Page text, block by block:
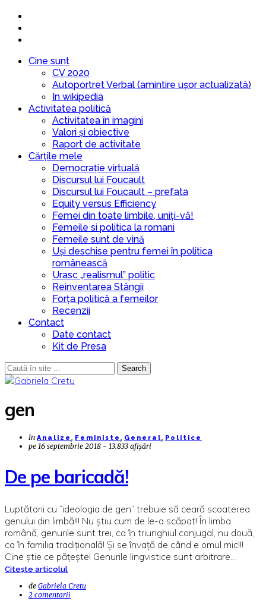
Cine sunt
CV 2020
Autoportret Verbal (amintire ușor actualizată)
In wikipedia
Activitatea politică
Activitatea în imagini
Valori și obiective
Raport de activitate
Cărțile mele
Democrație virtuală
Discursul lui Foucault
Discursul lui Foucault – prefata
Equity versus Efficiency
Femei din toate limbile, uniți-vă!
Femeile si politica la romani
Femeile sunt de vină
Uși deschise pentru femei în politica
românească
Urasc „realismul” politic
Reinventarea Stângii
Forța politică a femeilor
Recenzii
Contact
Date contact
Kit de Presa
Search
gen
In Analize , Feministe , General, Politice
pe 16 septembrie 2018 - 13.833 afișări
De pe baricadă!
Luptătorii cu “ideologia de gen” trebuie să ceară scoaterea
genului din limbă!!! Nu știu cum de le-a scăpat! În limba
română, genurile sunt trei, ca în triunghiul conjugal, nu două,
ca în familia tradițională! Și se învață de când e omul mic!!!
Cine știe ce pățește! Genurile lingvistice sunt arbitrare…
Citește articolul
de Gabriela Cretu
2 comentarii